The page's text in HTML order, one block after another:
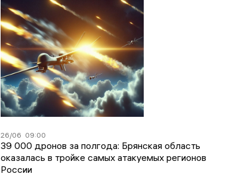
26/06 09:00
39 000 дронов за полгода: Брянская область
оказалась в тройке самых атакуемых регионов
России